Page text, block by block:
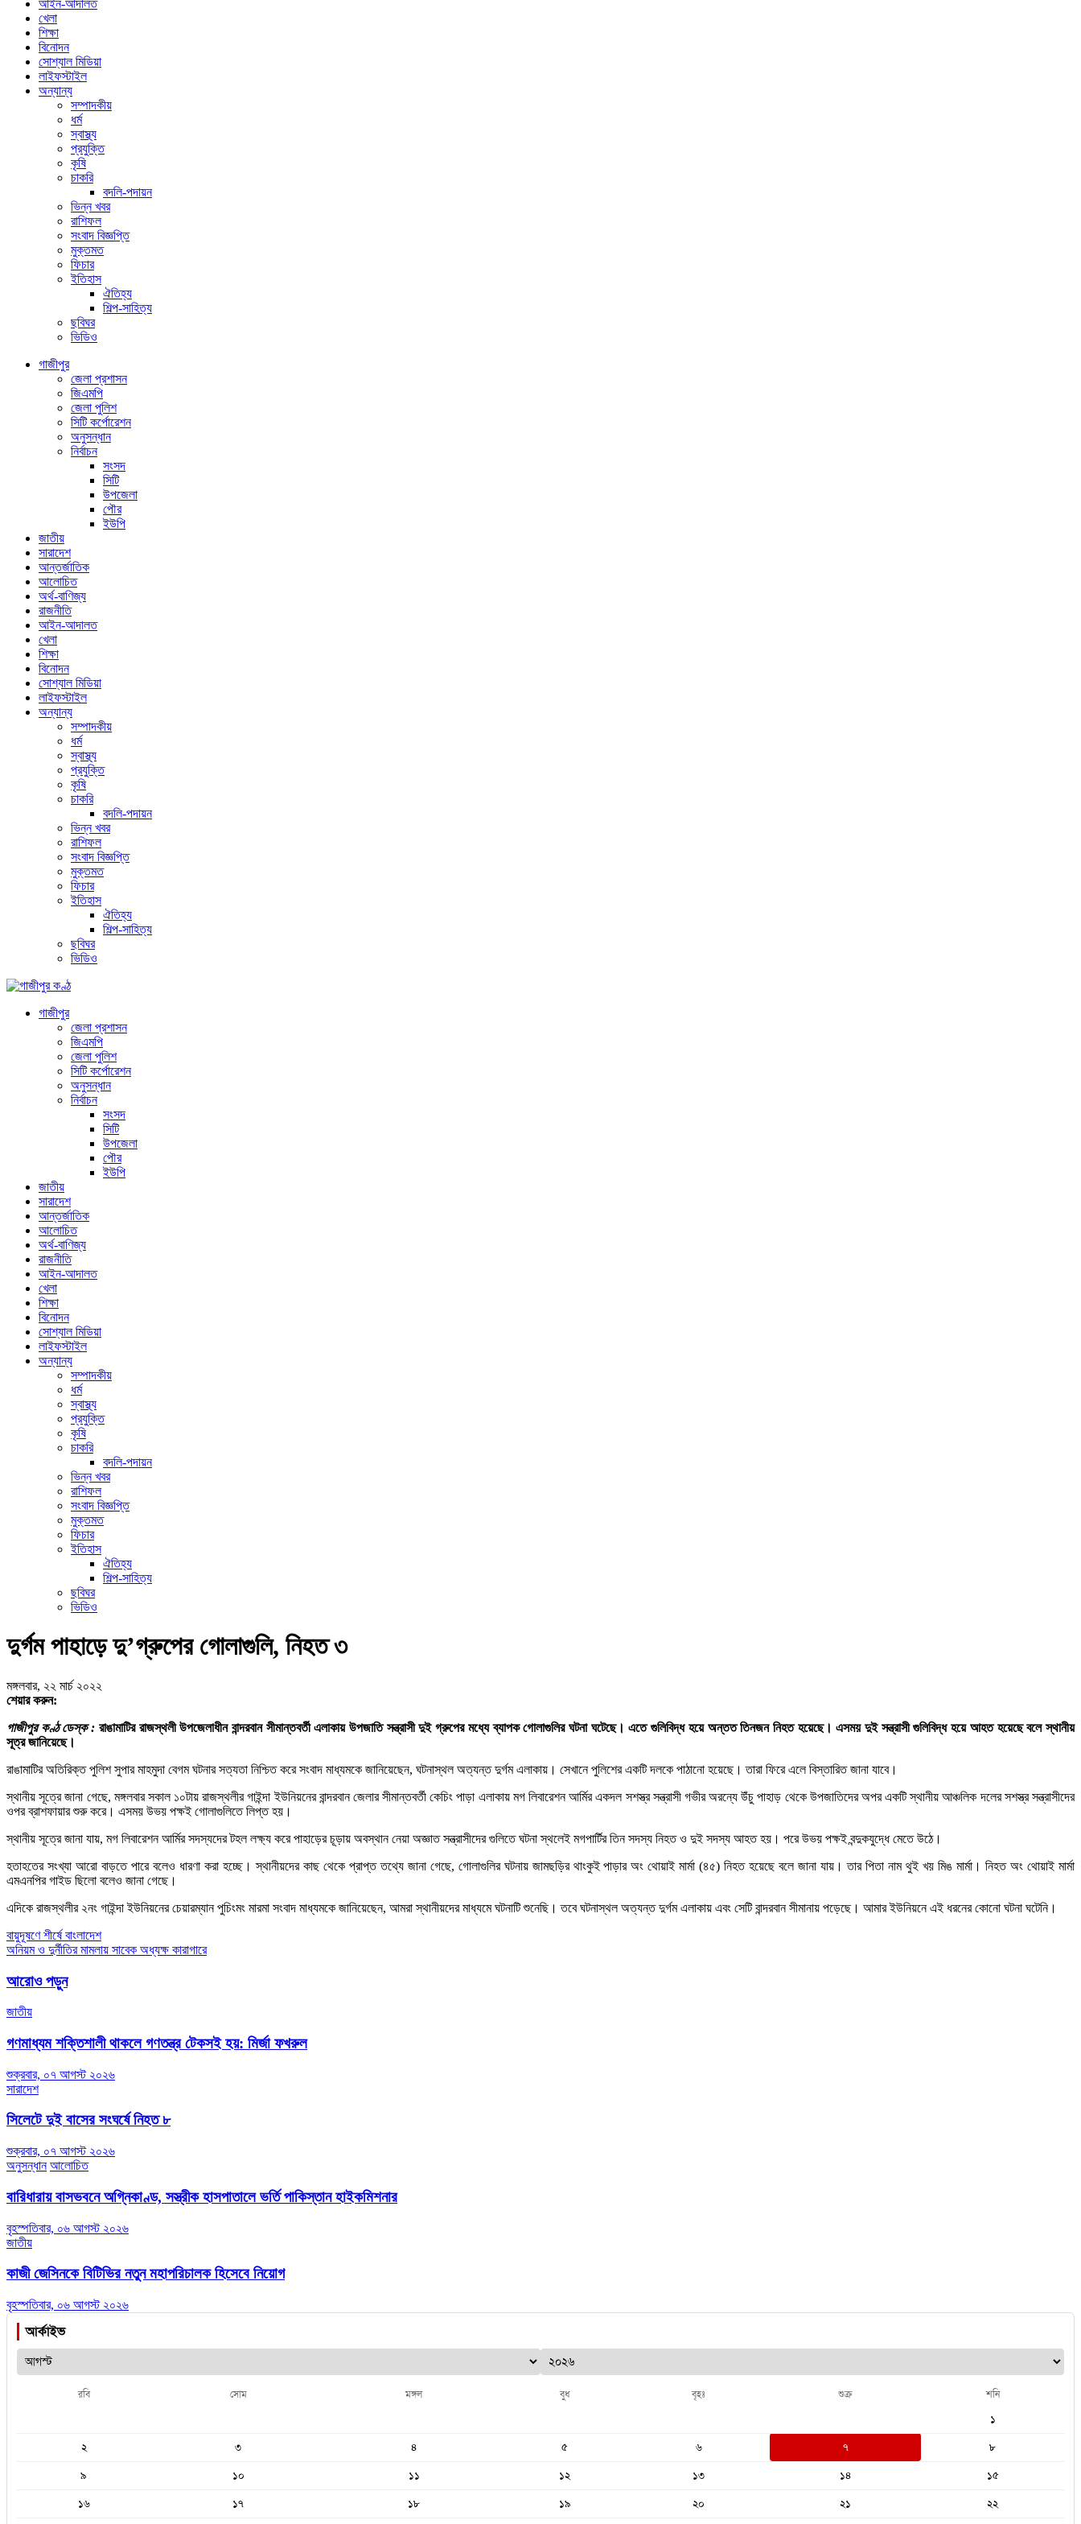
আইন-আদালত
খেলা
শিক্ষা
বিনোদন
সোশ্যাল মিডিয়া
লাইফস্টাইল
অন্যান্য
সম্পাদকীয়
ধর্ম
স্বাস্থ্য
প্রযুক্তি
কৃষি
চাকরি
বদলি-পদায়ন
ভিন্ন খবর
রাশিফল
সংবাদ বিজ্ঞপ্তি
মুক্তমত
ফিচার
ইতিহাস
ঐতিহ্য
শিল্প-সাহিত্য
ছবিঘর
ভিডিও
গাজীপুর
জেলা প্রশাসন
জিএমপি
জেলা পুলিশ
সিটি কর্পোরেশন
অনুসন্ধান
নির্বাচন
সংসদ
সিটি
উপজেলা
পৌর
ইউপি
জাতীয়
সারাদেশ
আন্তর্জাতিক
আলোচিত
অর্থ-বাণিজ্য
রাজনীতি
আইন-আদালত
খেলা
শিক্ষা
বিনোদন
সোশ্যাল মিডিয়া
লাইফস্টাইল
অন্যান্য
সম্পাদকীয়
ধর্ম
স্বাস্থ্য
প্রযুক্তি
কৃষি
চাকরি
বদলি-পদায়ন
ভিন্ন খবর
রাশিফল
সংবাদ বিজ্ঞপ্তি
মুক্তমত
ফিচার
ইতিহাস
ঐতিহ্য
শিল্প-সাহিত্য
ছবিঘর
ভিডিও
গাজীপুর
জেলা প্রশাসন
জিএমপি
জেলা পুলিশ
সিটি কর্পোরেশন
অনুসন্ধান
নির্বাচন
সংসদ
সিটি
উপজেলা
পৌর
ইউপি
জাতীয়
সারাদেশ
আন্তর্জাতিক
আলোচিত
অর্থ-বাণিজ্য
রাজনীতি
আইন-আদালত
খেলা
শিক্ষা
বিনোদন
সোশ্যাল মিডিয়া
লাইফস্টাইল
অন্যান্য
সম্পাদকীয়
ধর্ম
স্বাস্থ্য
প্রযুক্তি
কৃষি
চাকরি
বদলি-পদায়ন
ভিন্ন খবর
রাশিফল
সংবাদ বিজ্ঞপ্তি
মুক্তমত
ফিচার
ইতিহাস
ঐতিহ্য
শিল্প-সাহিত্য
ছবিঘর
ভিডিও
দুর্গম পাহাড়ে দু’গ্রুপের গোলাগুলি, নিহত ৩
মঙ্গলবার, ২২ মার্চ ২০২২
শেয়ার করুন:
গাজীপুর কণ্ঠ ডেস্ক : রাঙামাটির রাজস্থলী উপজেলাধীন বান্দরবান সীমান্তবর্তী এলাকায় উপজাতি সন্ত্রাসী দুই গ্রুপের মধ্যে ব্যাপক গোলাগুলির ঘটনা ঘটেছে। এতে গুলিবিদ্ধ হয়ে অন্তত তিনজন নিহত হয়েছে। এসময় দুই সন্ত্রাসী গুলিবিদ্ধ হয়ে আহত হয়েছে বলে স্থানীয়
সূত্র জানিয়েছে।
রাঙামাটির অতিরিক্ত পুলিশ সুপার মাহমুদা বেগম ঘটনার সত্যতা নিশ্চিত করে সংবাদ মাধ্যমকে জানিয়েছেন, ঘটনাস্থল অত্যন্ত দুর্গম এলাকায়। সেখানে পুলিশের একটি দলকে পাঠানো হয়েছে। তারা ফিরে এলে বিস্তারিত জানা যাবে।
স্থানীয় সূত্রে জানা গেছে, মঙ্গলবার সকাল ১০টায় রাজস্থলীর গাইন্দা ইউনিয়নের বান্দরবান জেলার সীমান্তবর্তী কেচিং পাড়া এলাকায় মগ লিবারেশন আর্মির একদল সশস্ত্র সন্ত্রাসী গভীর অরন্যে উঁচু পাহাড় থেকে উপজাতিদের অপর একটি স্থানীয় আঞ্চলিক দলের সশস্ত্র সন্ত্রাসীদের
ওপর ব্রাশফায়ার শুরু করে। এসময় উভয় পক্ষই গোলাগুলিতে লিপ্ত হয়।
স্থানীয় সূত্রে জানা যায়, মগ লিবারেশন আর্মির সদস্যদের টহল লক্ষ্য করে পাহাড়ের চূড়ায় অবস্থান নেয়া অজ্ঞাত সন্ত্রাসীদের গুলিতে ঘটনা স্থলেই মগপার্টির তিন সদস্য নিহত ও দুই সদস্য আহত হয়। পরে উভয় পক্ষই বন্দুকযুদ্ধে মেতে উঠে।
হতাহতের সংখ্যা আরো বাড়তে পারে বলেও ধারণা করা হচ্ছে। স্থানীয়দের কাছ থেকে প্রাপ্ত তথ্যে জানা গেছে, গোলাগুলির ঘটনায় জামছড়ির থাংকুই পাড়ার অং থোয়াই মার্মা (৪৫) নিহত হয়েছে বলে জানা যায়। তার পিতা নাম থুই খয় মিঙ মার্মা। নিহত অং থোয়াই মার্মা
এমএনপির গাইড ছিলো বলেও জানা গেছে।
এদিকে রাজস্থলীর ২নং গাইন্দা ইউনিয়নের চেয়ারম্যান পুচিংমং মারমা সংবাদ মাধ্যমকে জানিয়েছেন, আমরা স্থানীয়দের মাধ্যমে ঘটনাটি শুনেছি। তবে ঘটনাস্থল অত্যন্ত দুর্গম এলাকায় এবং সেটি বান্দরবান সীমানায় পড়েছে। আমার ইউনিয়নে এই ধরনের কোনো ঘটনা ঘটেনি।
Post
navigation
বায়ুদূষণে শীর্ষে বাংলাদেশ
অনিয়ম ও দুর্নীতির মামলায় সাবেক অধ্যক্ষ কারাগারে
আরোও পড়ুন
জাতীয়
গণমাধ্যম শক্তিশালী থাকলে গণতন্ত্র টেকসই হয়: মির্জা ফখরুল
শুক্রবার, ০৭ আগস্ট ২০২৬
সারাদেশ
সিলেটে দুই বাসের সংঘর্ষে নিহত ৮
শুক্রবার, ০৭ আগস্ট ২০২৬
অনুসন্ধান আলোচিত
বারিধারায় বাসভবনে অগ্নিকাণ্ড, সস্ত্রীক হাসপাতালে ভর্তি পাকিস্তান হাইকমিশনার
বৃহস্পতিবার, ০৬ আগস্ট ২০২৬
জাতীয়
কাজী জেসিনকে বিটিভির নতুন মহাপরিচালক হিসেবে নিয়োগ
বৃহস্পতিবার, ০৬ আগস্ট ২০২৬
আর্কাইভ
রবি সোম মঙ্গল বুধ বৃহঃ শুক্র শনি
১
২
৩ ৪ ৫ ৬ ৭
৮
৯
১০ ১১ ১২ ১৩ ১৪
১৫
১৬
১৭ ১৮ ১৯ ২০ ২১ ২২